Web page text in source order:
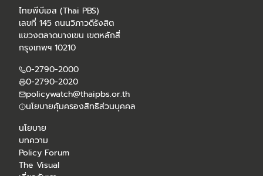
ไทยพีบีเอส (Thai PBS)
เลขที่ 145 ถนนวิภาวดีรังสิต
แขวงตลาดบางเขน เขตหลักสี่
กรุงเทพฯ 10210
0-2790-2000
0-2790-2020
policywatch@thaipbs.or.th
นโยบายคุ้มครองสิทธิส่วนบุคคล
นโยบาย
บทความ
Policy Forum
The Visual